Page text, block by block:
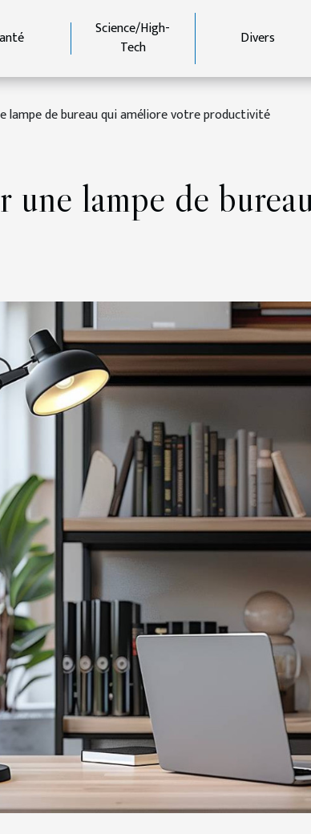
Science/High-
Tech
Divers
lampe de bureau qui améliore votre productivité
une lampe de